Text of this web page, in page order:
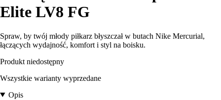
Elite LV8 FG
Spraw, by twój młody piłkarz błyszczał w butach Nike Mercurial,
łączących wydajność, komfort i styl na boisku.
Produkt niedostępny
Wszystkie warianty wyprzedane
Opis